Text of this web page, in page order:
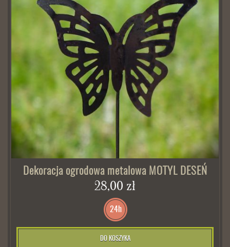
Dekoracja ogrodowa metalowa MOTYL DESEŃ
28,00 zł
24h
DO KOSZYKA